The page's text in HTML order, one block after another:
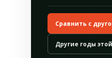
Сравнить с
Другие годы